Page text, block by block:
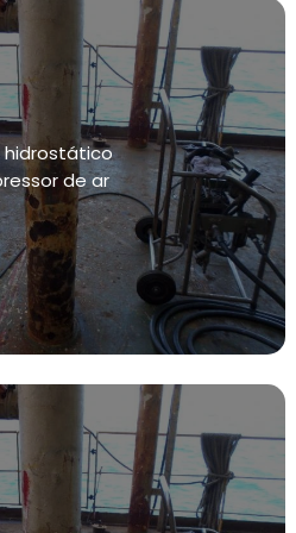
DE
INDUSTRIAIS
DE INSTRUMENTOS
DE INSTRUMENTOS
EM INSTALAÇÕES
DE VAZAMENTOS
hidrostático
de ar